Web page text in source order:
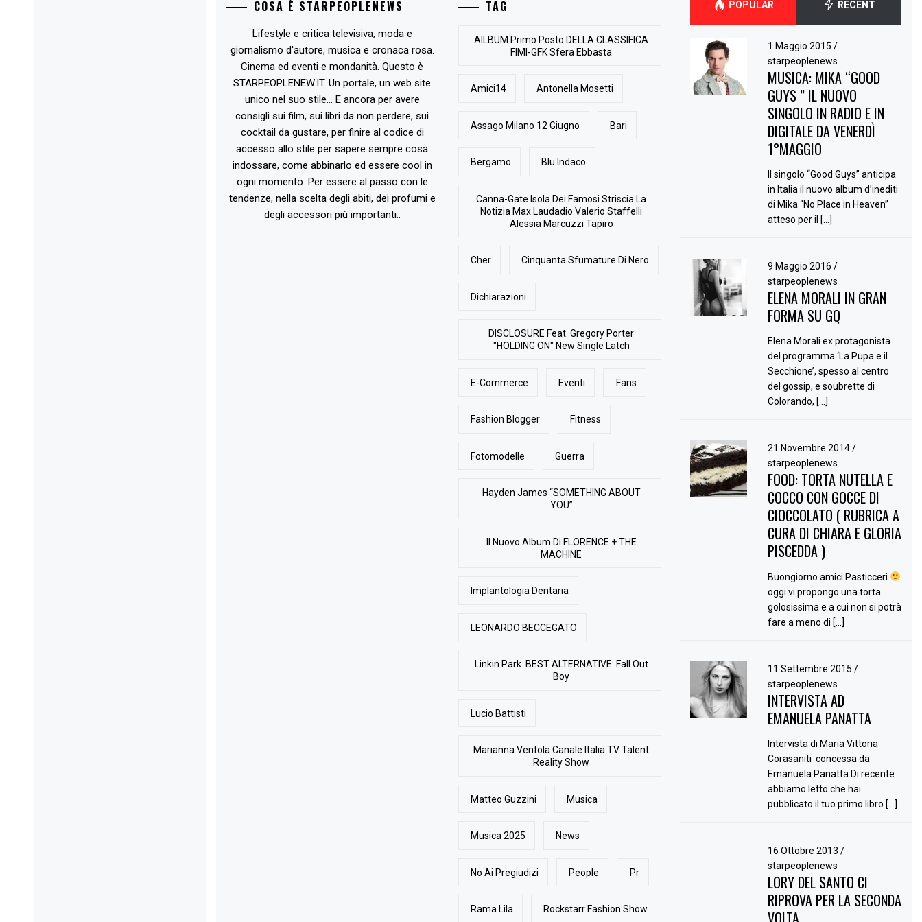
COSA È STARPEOPLENEWS
Lifestyle e critica televisiva, moda e
giornalismo d'autore, musica e cronaca rosa.
Cinema ed eventi e mondanità. Questo è
STARPEOPLENEW.IT. Un portale, un web site
unico nel suo stile... E ancora per avere
consigli sui film, sui libri da non perdere, sui
cocktail da gustare, per finire al codice di
accesso allo stile per sapere sempre cosa
indossare, come abbinarlo ed essere cool in
ogni momento. Per essere al passo con le
tendenze, nella scelta degli abiti, dei profumi e
degli accessori più importanti..
TAG
AlLBUM Primo Posto DELLA CLASSIFICA
FIMI-GFK Sfera Ebbasta
Amici14 Antonella Mosetti
Assago Milano 12 Giugno Bari
Bergamo Blu Indaco
Canna-Gate Isola Dei Famosi Striscia La
Notizia Max Laudadio Valerio Staffelli
Alessia Marcuzzi Tapiro
Cher Cinquanta Sfumature Di Nero
Dichiarazioni
DISCLOSURE Feat. Gregory Porter
"HOLDING ON" New Single Latch
E-Commerce Eventi Fans
Fashion Blogger Fitness
Fotomodelle Guerra
Hayden James “SOMETHING ABOUT
YOU”
Il Nuovo Album Di FLORENCE + THE
MACHINE
Implantologia Dentaria
LEONARDO BECCEGATO
Linkin Park. BEST ALTERNATIVE: Fall Out
Boy
Lucio Battisti
Marianna Ventola Canale Italia TV Talent
Reality Show
Matteo Guzzini Musica
Musica 2025 News
No Ai Pregiudizi People Pr
Rama Lila Rockstarr Fashion Show
POPULAR RECENT
1 Maggio 2015 /
starpeoplenews
MUSICA: MIKA “GOOD
GUYS ” IL NUOVO
SINGOLO IN RADIO E IN
DIGITALE DA VENERDÌ
1°MAGGIO
Il singolo “Good Guys” anticipa
in Italia il nuovo album d’inediti
di Mika “No Place in Heaven”
atteso per il […]
9 Maggio 2016 /
starpeoplenews
ELENA MORALI IN GRAN
FORMA SU GQ
Elena Morali ex protagonista
del programma ‘La Pupa e il
Secchione’, spesso al centro
del gossip, e soubrette di
Colorando, […]
21 Novembre 2014/
starpeoplenews
FOOD: TORTA NUTELLA E
COCCO CON GOCCE DI
CIOCCOLATO ( RUBRICA A
CURA DI CHIARA E GLORIA
PISCEDDA )
Buongiorno amici Pasticceri
oggi vi propongo una torta
golosissima e a cui non si potrà
fare a meno di […]
11 Settembre 2015 /
starpeoplenews
INTERVISTA AD
EMANUELA PANATTA
Intervista di Maria Vittoria
Corasaniti concessa da
Emanuela Panatta Di recente
abbiamo letto che hai
pubblicato il tuo primo libro […]
16 Ottobre 2013 /
starpeoplenews
LORY DEL SANTO CI
RIPROVA PER LA SECONDA